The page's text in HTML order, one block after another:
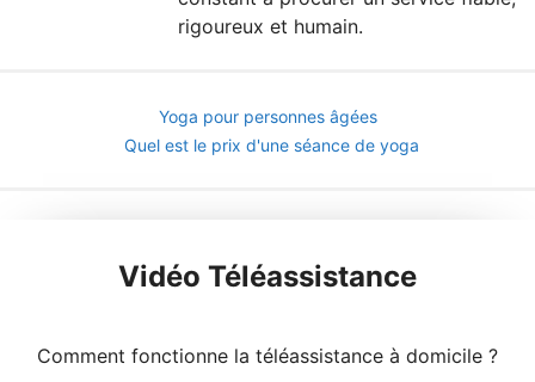
rigoureux et humain.
Yoga pour personnes âgées
Quel est le prix d'une séance de yoga
Vidéo Téléassistance
Comment fonctionne la téléassistance à domicile ?